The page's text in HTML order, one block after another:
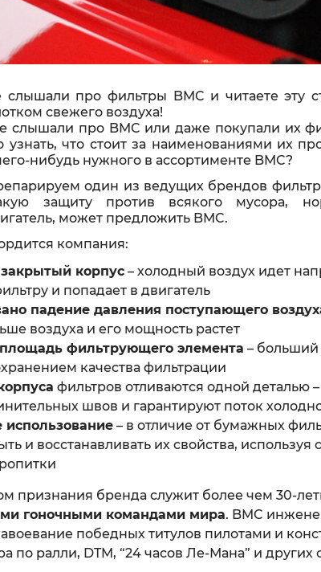
про фильтры BMC и читаете эту
свежего воздуха!
слышали про BMC или даже покупали их
узнать, что стоит за наименованиями их
нибудь нужного в ассортименте BMC?
один из ведущих брендов
защиту против всякого мусора,
может предложить BMC.
компания:
корпус – холодный воздух идет
и попадает в двигатель
падение давления поступающего
воздуха и его мощность растет
фильтрующего элемента –
качества фильтрации
фильтров отливаются одной деталью
швов и гарантируют поток
использование – в отличие от бумажных
и восстанавливать их свойства, используя
признания бренда служит более чем 30-
гоночными командами мира. BMC
победных титулов пилотами и
по ралли, DTM, “24 часов Ле-Мана” и других